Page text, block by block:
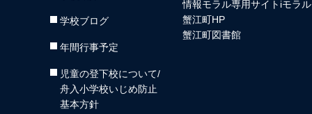
学校ブログ
年間行事予定
児童の登下校について/
舟入小学校いじめ防止
基本方針
情報モラル専用サイトiモラル
蟹江町HP
蟹江町図書館